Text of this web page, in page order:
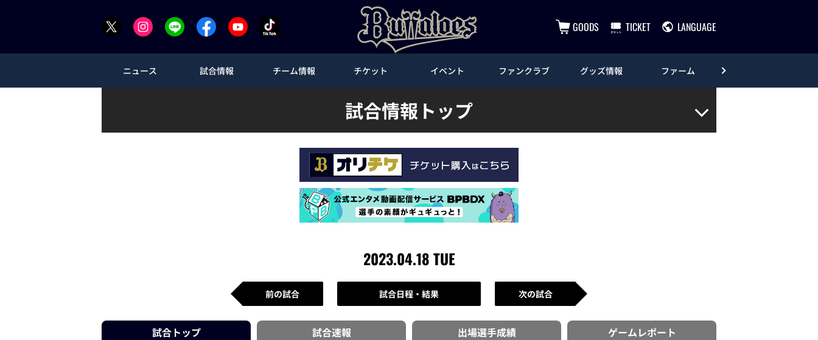
GOODS TICKET LANGUAGE
ニュース 試合情報 チーム情報 チケット イベント ファンクラブ グッズ情報 ファーム
試合情報トップ
2023.04.18 TUE
前の試合 試合日程・結果 次の試合
試合トップ 試合速報 出場選手成績 ゲームレポート